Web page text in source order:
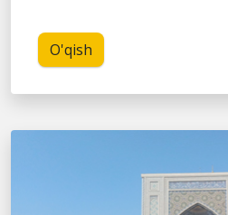
O'qish